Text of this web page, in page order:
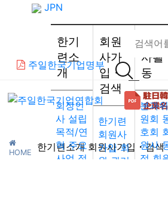
한기
련소
개
회장인
사 설립
목적/연
혁 주요
사업 정
회원
사가
입・
검색
한기련
회원사
가입 회
원 권리·
회원
사활
동
분과위
원회
호회
원사
정 회
주일한국기업명부
JPN
한기련소개 회원사가입・검색
HOME